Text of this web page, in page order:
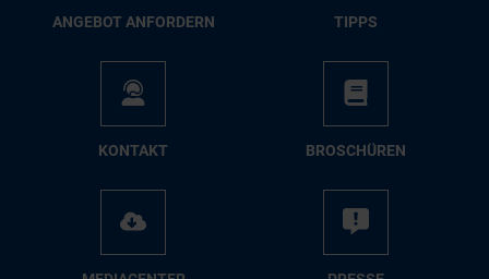
AN­GE­BOT AN­FOR­DERN TIPPS
KON­TAKT BRO­SCHÜ­REN